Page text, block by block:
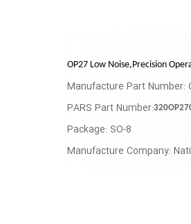
OP27 Low Noise,Precision
Manufacture Part Number:
PARS Part Number:
Package: SO-8
Manufacture Company: